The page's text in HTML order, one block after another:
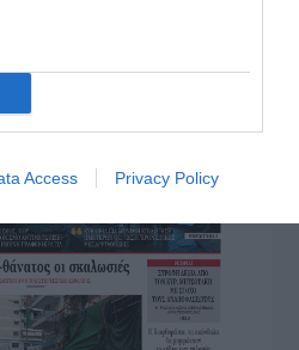
Access Privacy Policy